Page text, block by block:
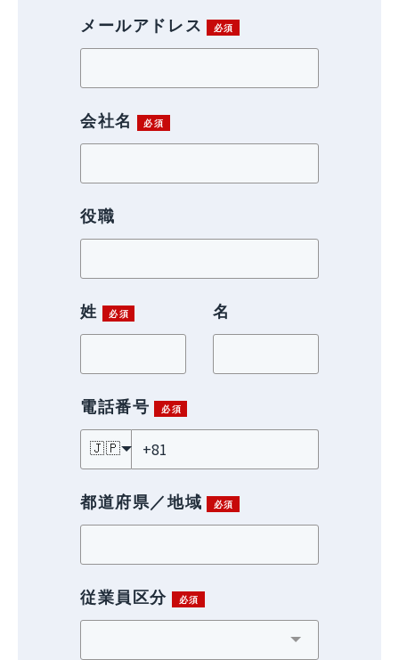
メールアドレス
会社名
役職
姓 名
電話番号
🇯🇵
都道府県／地域
従業員区分